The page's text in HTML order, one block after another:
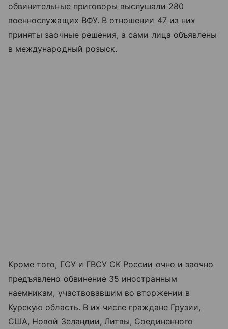
обвинительные приговоры выслушали 280
военнослужащих ВФУ. В отношении 47 из них
приняты заочные решения, а сами лица объявлены
в международный розыск.
Кроме того, ГСУ и ГВСУ СК России очно и заочно
предъявлено обвинение 35 иностранным
наемникам, участвовавшим во вторжении в
Курскую область. В их числе граждане Грузии,
США, Новой Зеландии, Литвы, Соединенного